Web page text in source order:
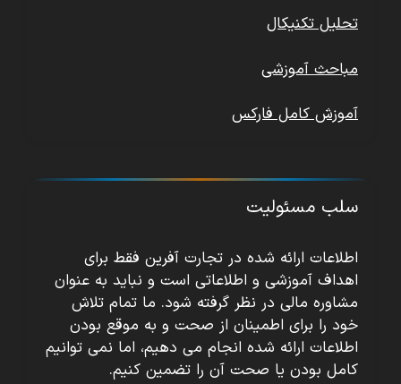
تحلیل تکنیکال
مباحث آموزشی
آموزش کامل فارکس
سلب مسئولیت
اطلاعات ارائه شده در تجارت آفرین فقط برای
اهداف آموزشی و اطلاعاتی است و نباید به عنوان
مشاوره مالی در نظر گرفته شود. ما تمام تلاش
خود را برای اطمینان از صحت و به موقع بودن
اطلاعات ارائه شده انجام می دهیم، اما نمی توانیم
کامل بودن یا صحت آن را تضمین کنیم.